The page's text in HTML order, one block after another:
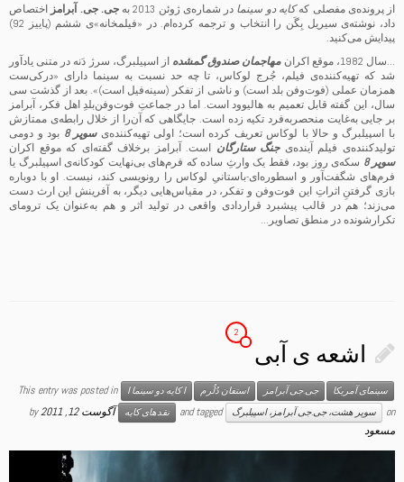
از پرونده‌ی مفصلی کهکایه دو سینما در شماره‌ی ژوئن 2013 به جی. جی. آبرامز اختصاص
داد، نوشته‌ی سیریل بِگَن را انتخاب و ترجمه کرده‌ام. در «فیلمخانه‌»ی ششم (پاییز 92)
پیدایش می‌کنید.
…سال 1982، موقع اکران
مهاجمان صندوق گمشده از اسپیلبرگ، سرژ دَنه در متنی یادآور
شد که تهیه‌کننده‌ی فیلم، جُرج لوکاس، تا چه حد نسبت به سینما دارای «درکی‌ست
همزمان عملی (فوت‌وفن بلد است) و ناشی از تفکر (سینه‌فیل است)». بعد از گذشت سی
سال، این گفته قابل تعمیم به هالیوود است. اما در جماعتِ فوت‌وفن‌بلدِ اهل فکر، آبرامز
بر جایی به‌غایت منحصربه‌فرد تکیه زده است. جایگاهی که آن‌را از خلال رابطه‌ی ممتازش
با اسپیلبرگ و حالا با لوکاس تعریف کرده است؛ اولی تهیه‌کننده‌یسوپر 8
بود و دومی
تولیدکننده‌ی فیلم آینده‌یجنگ ستارگان است. آبرامز برخلاف گفته‌ای که موقع اکران
سوپر 8
سکه‌ی روز بود، فقط یک وارثِ ساده که فرم‌های بی‌نهایت کودکانه‌ی اسپیلبرگ یا
فرم‌های شگفت‌آور و اسطوره‌ای-باستانیِ لوکاس را رونویسی کند، نیست. او با دوباره
بازی گرفتنِ اثراتِ این فوت‌وفن و تفکر، در مقیاس‌هایی دیگر، به آفرینش این ارث دست
می‌زند؛ هم در قالب پیشبرد قراردادی واقعی در تولید اثر و هم به‌عنوان یک ترومای
تکرارشونده در منطق تصاویر…
اشعه ی آبی
2
This entry was posted in ا کایه دو سینما ا استفان دُلُرم جی.جی آبرامز
سینمای آمریکا
نقدهای کایه
and tagged سوپر هشت، جی.جی آبرامز، اسپیلبرگ on آگوست 12, 2011
by
مسعود